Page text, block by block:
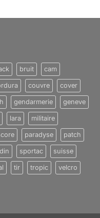
bruit cam
couvre cover
gendarmerie geneve
lara militaire
paradyse patch
sportac suisse
tir tropic velcro